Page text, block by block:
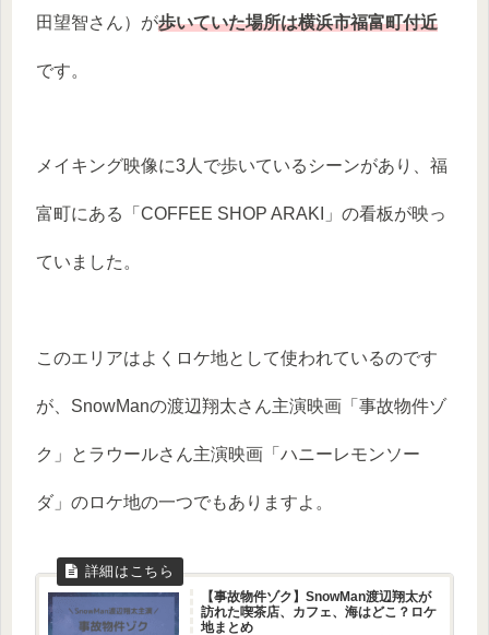
田望智さん）が歩いていた場所は横浜市福富町付近
です。
メイキング映像に3人で歩いているシーンがあり、福
富町にある「COFFEE SHOP ARAKI」の看板が映っ
ていました。
このエリアはよくロケ地として使われているのです
が、SnowManの渡辺翔太さん主演映画「事故物件ゾ
ク」とラウールさん主演映画「ハニーレモンソー
ダ」のロケ地の一つでもありますよ。
【事故物件ゾク】SnowMan渡辺翔太が
訪れた喫茶店、カフェ、海はどこ？ロケ
地まとめ